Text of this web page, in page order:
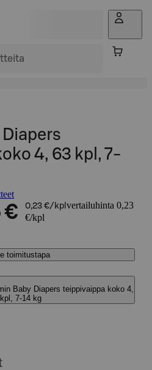
4, 63 kpl, 7-
€ 0,23 €/kpl vertailuhinta 0,23
€/kpl
toimitustapa
Baby Diapers teippivaippa koko 4,
7-14 kg